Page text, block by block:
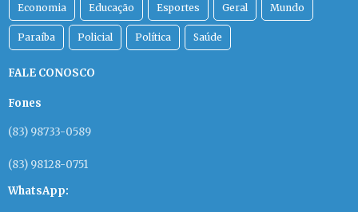
Economia Educação Esportes Geral Mundo
Paraíba Policial Política Saúde
FALE CONOSCO
Fones
(83) 98733-0589
(83) 98128-0751
WhatsApp: